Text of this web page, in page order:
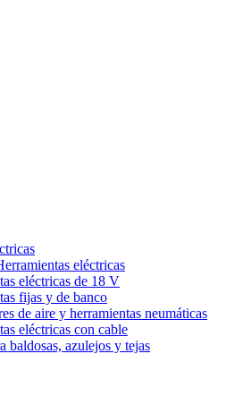
eléctricas
eléctricas de 18 V
fijas y de banco
de aire y herramientas neumáticas
eléctricas con cable
baldosas, azulejos y tejas